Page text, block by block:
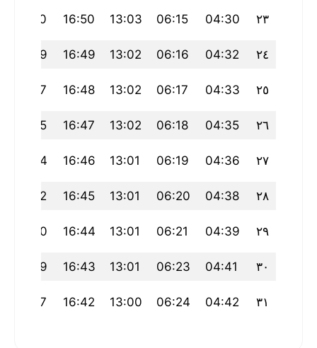
٢٣ 04:30
06:15
13:03
16:50
19:50
٢٤ 04:32
06:16
13:02
16:49
19:49
٢٥ 04:33
06:17
13:02
16:48
19:47
٢٦ 04:35
06:18
13:02
16:47
19:45
٢٧ 04:36
06:19
13:01
16:46
19:44
٢٨ 04:38
06:20
13:01
16:45
19:42
٢٩ 04:39
06:21
13:01
16:44
19:40
٣٠ 04:41
06:23
13:01
16:43
19:39
٣١ 04:42
06:24
13:00
16:42
19:37